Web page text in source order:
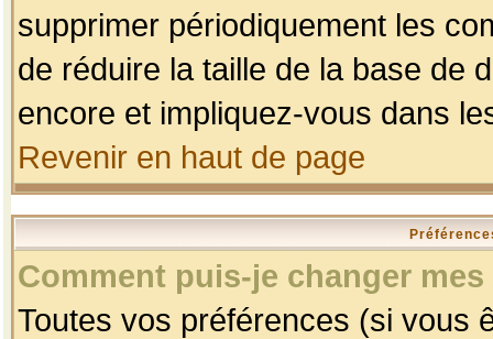
supprimer périodiquement les
de réduire la taille de la base de
encore et impliquez-vous dans
Revenir en haut de page
Comment puis-je changer
Toutes vos préférences (si vous